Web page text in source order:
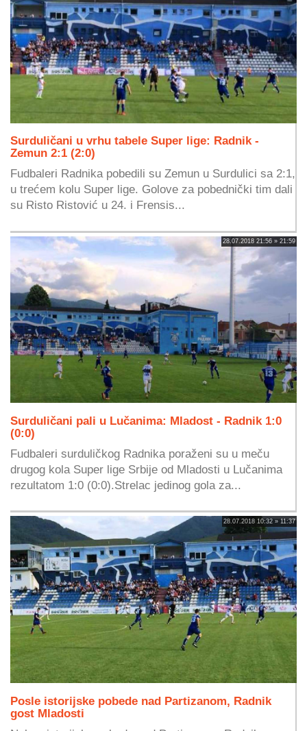
Surduličani u vrhu tabele Super lige: Radnik -
Zemun 2:1 (2:0)
Fudbaleri Radnika pobedili su Zemun u Surdulici sa 2:1,
u trećem kolu Super lige. Golove za pobednički tim dali
su Risto Ristović u 24. i Frensis...
28.07.2018 21:56 » 21:59
Surduličani pali u Lučanima: Mladost - Radnik 1:0
(0:0)
Fudbaleri surduličkog Radnika poraženi su u meču
drugog kola Super lige Srbije od Mladosti u Lučanima
rezultatom 1:0 (0:0).Strelac jedinog gola za...
28.07.2018 10:32 » 11:37
Posle istorijske pobede nad Partizanom, Radnik
gost Mladosti